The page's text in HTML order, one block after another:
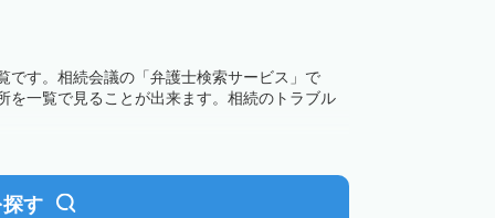
です。相続会議の「弁護士検索サービス」で
を一覧で見ることが出来ます。相続のトラブル
す